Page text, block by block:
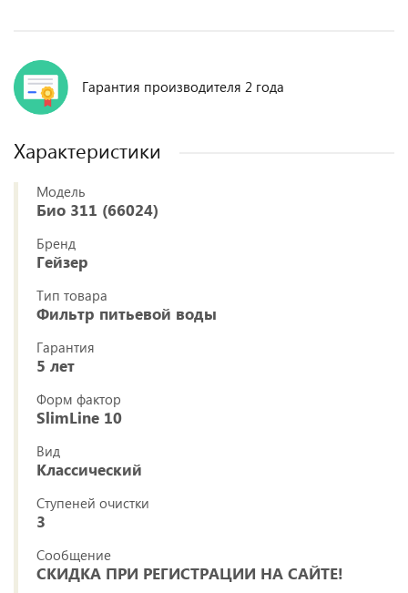
Гарантия производителя 2 года
Характеристики
Модель
Био 311 (66024)
Бренд
Гейзер
Тип товара
Фильтр питьевой воды
Гарантия
5 лет
Форм фактор
SlimLine 10
Вид
Классический
Ступеней очистки
3
Сообщение
СКИДКА ПРИ РЕГИСТРАЦИИ НА САЙТЕ!